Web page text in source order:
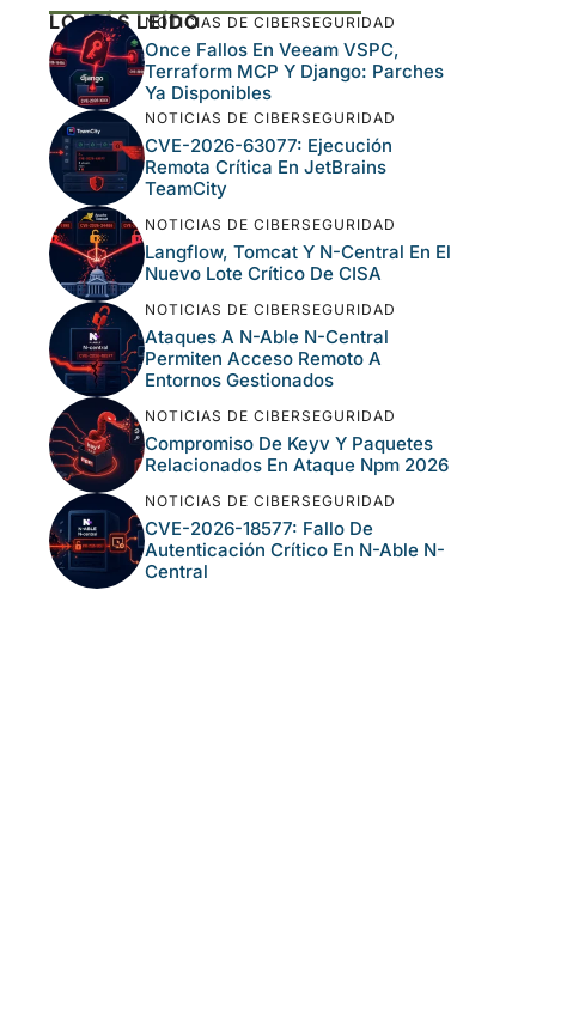
LO MÁS LEÍDONOTICIAS DE CIBERSEGURIDAD
Once Fallos En Veeam VSPC,
Terraform MCP Y Django: Parches
Ya Disponibles
NOTICIAS DE CIBERSEGURIDAD
CVE-2026-63077: Ejecución
Remota Crítica En JetBrains
TeamCity
NOTICIAS DE CIBERSEGURIDAD
Langflow, Tomcat Y N-Central En El
Nuevo Lote Crítico De CISA
NOTICIAS DE CIBERSEGURIDAD
Ataques A N-Able N-Central
Permiten Acceso Remoto A
Entornos Gestionados
NOTICIAS DE CIBERSEGURIDAD
Compromiso De Keyv Y Paquetes
Relacionados En Ataque Npm 2026
NOTICIAS DE CIBERSEGURIDAD
CVE-2026-18577: Fallo De
Autenticación Crítico En N-Able N-
Central